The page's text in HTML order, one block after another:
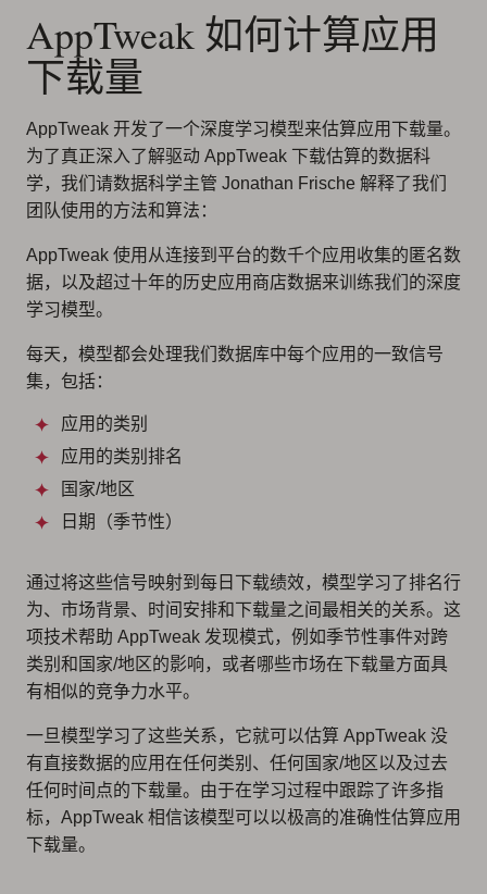
AppTweak 如何计算应用
下载量
AppTweak 开发了一个深度学习模型来估算应用下载量。
为了真正深入了解驱动 AppTweak 下载估算的数据科
学，我们请数据科学主管 Jonathan Frische 解释了我们
团队使用的方法和算法：
AppTweak 使用从连接到平台的数千个应用收集的匿名数
据，以及超过十年的历史应用商店数据来训练我们的深度
学习模型。
每天，模型都会处理我们数据库中每个应用的一致信号
集，包括：
应用的类别
应用的类别排名
国家/地区
日期（季节性）
通过将这些信号映射到每日下载绩效，模型学习了排名行
为、市场背景、时间安排和下载量之间最相关的关系。这
项技术帮助 AppTweak 发现模式，例如季节性事件对跨
类别和国家/地区的影响，或者哪些市场在下载量方面具
有相似的竞争力水平。
一旦模型学习了这些关系，它就可以估算 AppTweak 没
有直接数据的应用在任何类别、任何国家/地区以及过去
任何时间点的下载量。由于在学习过程中跟踪了许多指
标，AppTweak 相信该模型可以以极高的准确性估算应用
下载量。